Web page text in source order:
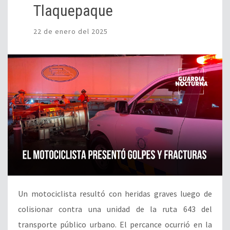
Tlaquepaque
22 de enero del 2025
Un motociclista resultó con heridas graves luego de
colisionar contra una unidad de la ruta 643 del
transporte público urbano. El percance ocurrió en la